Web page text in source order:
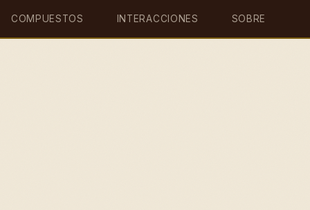
COMPUESTOS INTERACCIONES SOBRE